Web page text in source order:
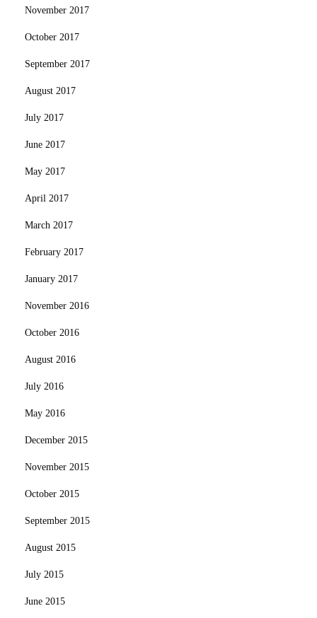
November 2017
October 2017
September 2017
August 2017
July 2017
June 2017
May 2017
April 2017
March 2017
February 2017
January 2017
November 2016
October 2016
August 2016
July 2016
May 2016
December 2015
November 2015
October 2015
September 2015
August 2015
July 2015
June 2015